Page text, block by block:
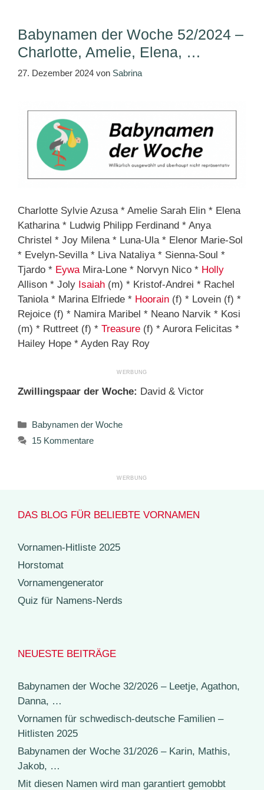
Babynamen der Woche 52/2024 –
Charlotte, Amelie, Elena, …
27. Dezember 2024 von Sabrina
Charlotte Sylvie Azusa * Amelie Sarah Elin * Elena
Katharina * Ludwig Philipp Ferdinand * Anya
Christel * Joy Milena * Luna-Ula * Elenor Marie-Sol
* Evelyn-Sevilla * Liva Nataliya * Sienna-Soul *
Tjardo * EywaMira-Lone * Norvyn Nico * Holly
Allison * Joly Isaiah (m) * Kristof-Andrei * Rachel
Taniola * Marina Elfriede * Hoorain (f) * Lovein (f) *
Rejoice (f) * Namira Maribel * Neano Narvik * Kosi
(m) * Ruttreet (f) * Treasure (f) * Aurora Felicitas *
Hailey Hope * Ayden Ray Roy
Zwillingspaar der Woche: David & Victor
Kategorien
Babynamen der Woche
15 Kommentare
DAS BLOG FÜR BELIEBTE VORNAMEN
Vornamen-Hitliste 2025
Horstomat
Vornamengenerator
Quiz für Namens-Nerds
NEUESTE BEITRÄGE
Babynamen der Woche 32/2026 – Leetje, Agathon,
Danna, …
Vornamen für schwedisch-deutsche Familien –
Hitlisten 2025
Babynamen der Woche 31/2026 – Karin, Mathis,
Jakob, …
Mit diesen Namen wird man garantiert gemobbt